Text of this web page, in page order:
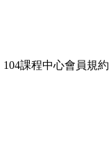
104課程中心會員規約